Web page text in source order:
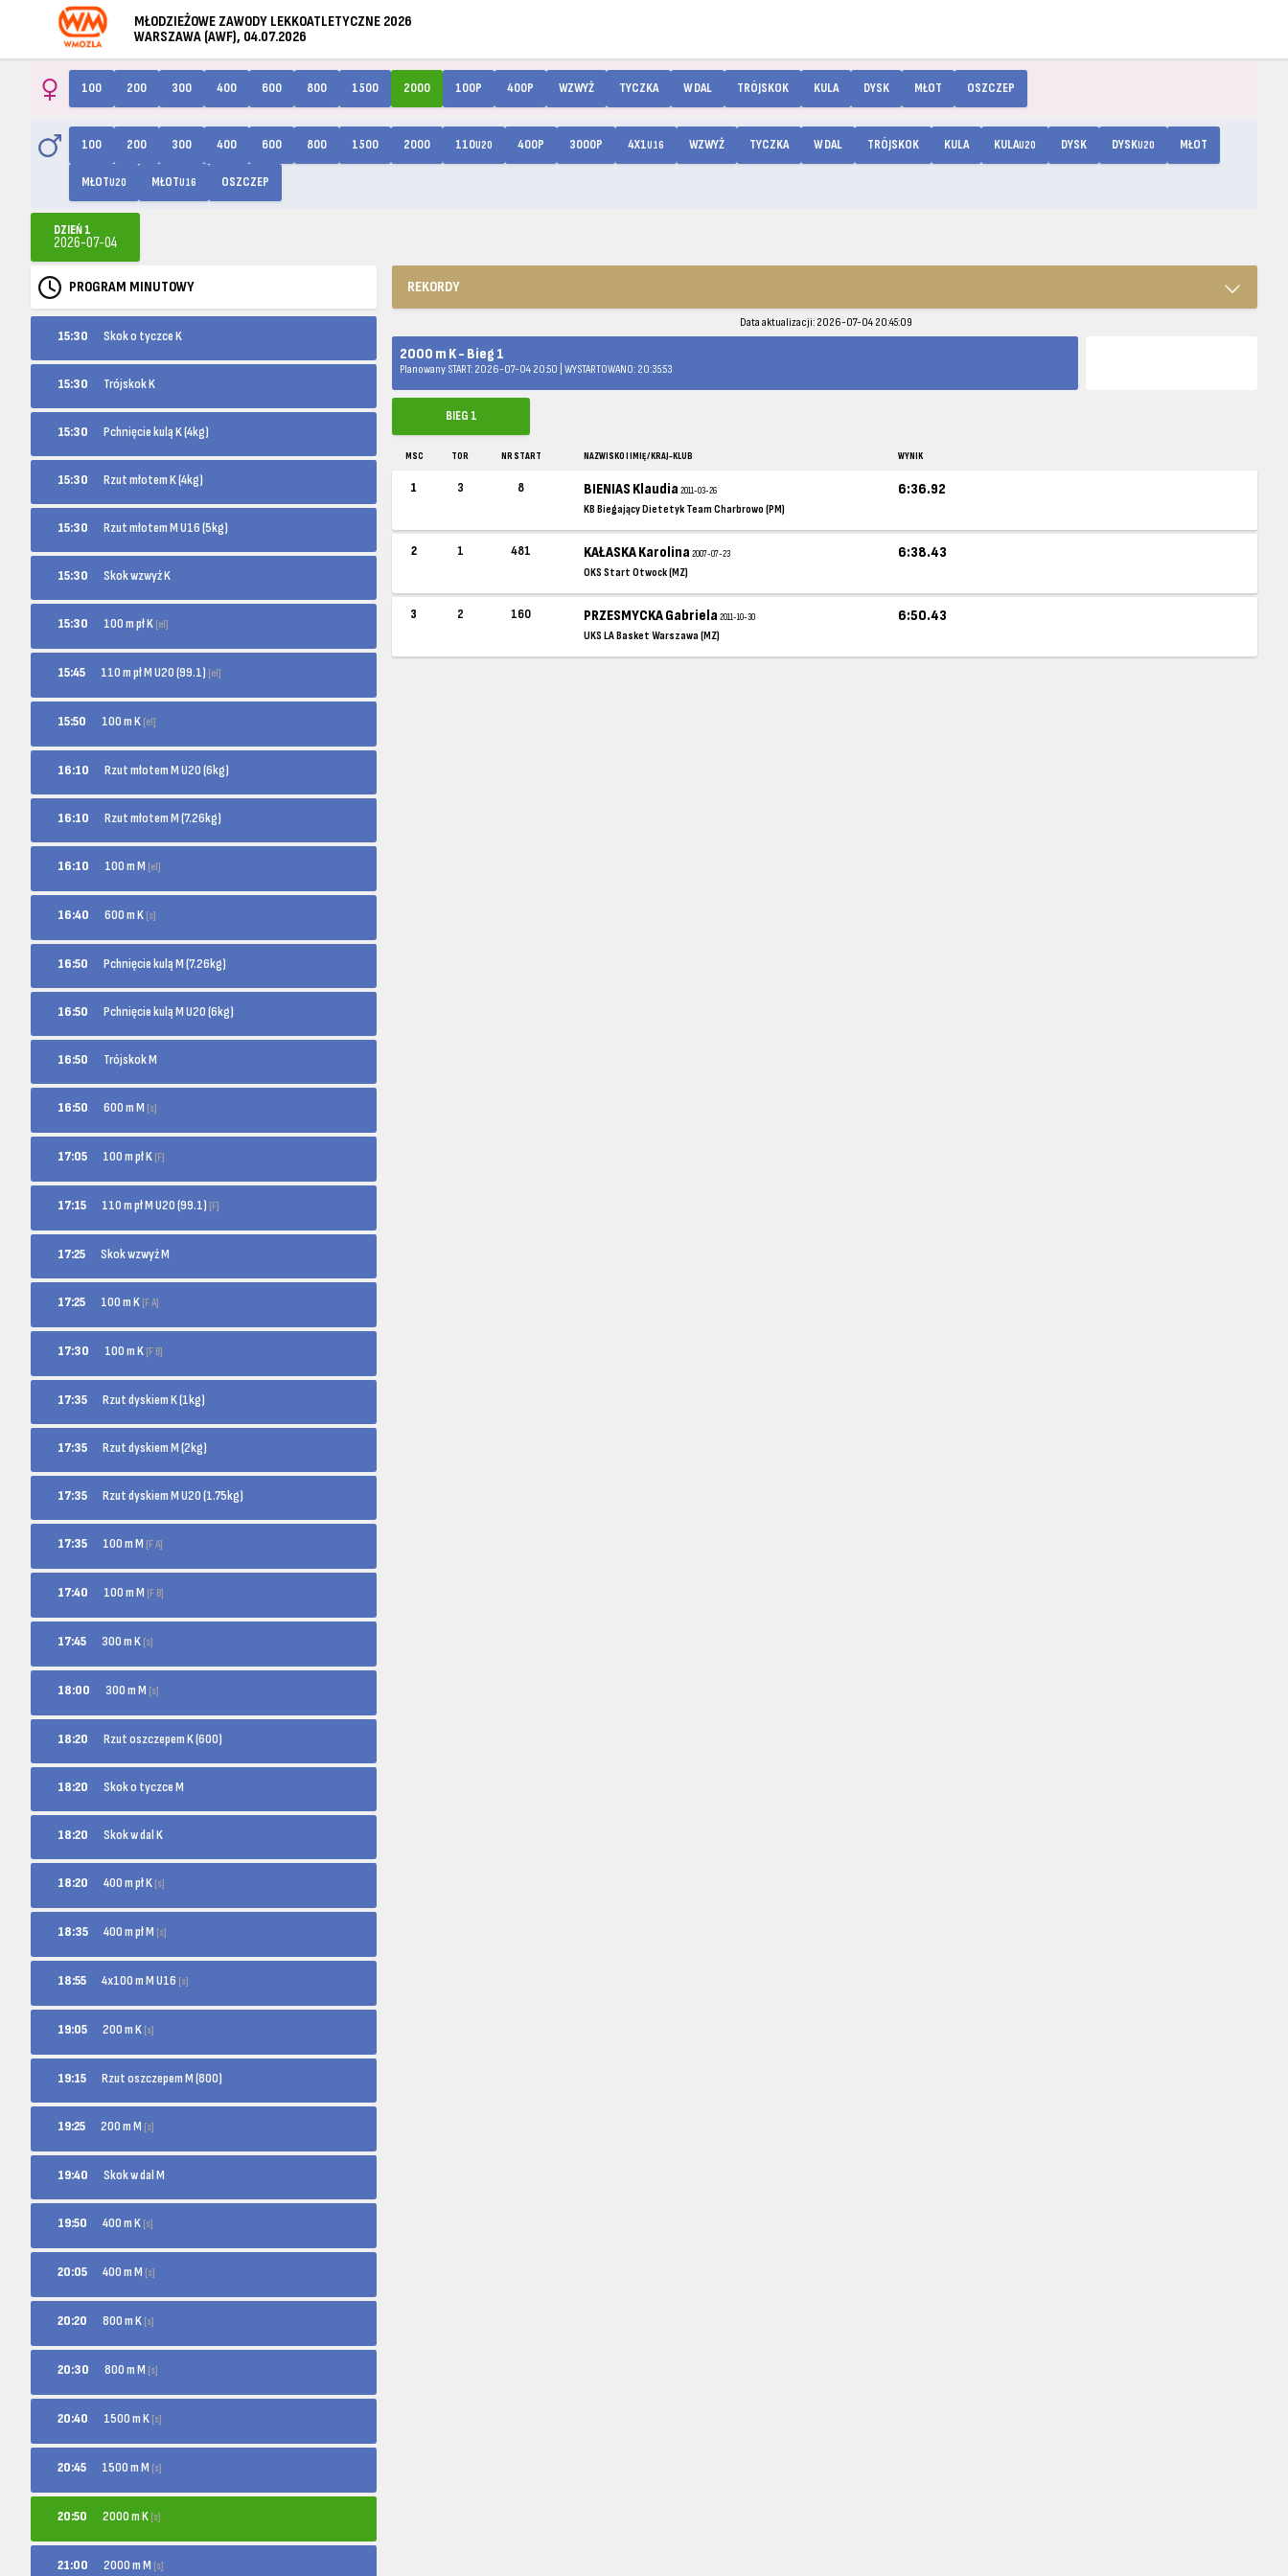
MŁODZIEŻOWE ZAWODY LEKKOATLETYCZNE 2026
WARSZAWA (AWF), 04.07.2026
100 200 300 400 600 800 1500 2000 100P 400P WZWYŻ TYCZKA W DAL TRÓJSKOK KULA DYSK MŁOT OSZCZEP
100 200 300 400 600 800 1500 2000 110U20 400P 3000P 4X1U16 WZWYŻ TYCZKA W DAL TRÓJSKOK KULA KULAU20 DYSK DYSKU20 MŁOT
MŁOTU20 MŁOTU16 OSZCZEP
DZIEŃ 1
2026-07-04
PROGRAM MINUTOWY
15:30 Skok o tyczce K
15:30 Trójskok K
15:30 Pchnięcie kulą K (4kg)
15:30 Rzut młotem K (4kg)
15:30 Rzut młotem M U16 (5kg)
15:30 Skok wzwyż K
15:30 100 m pł K [el]
15:45 110 m pł M U20 (99.1) [el]
15:50 100 m K [el]
16:10 Rzut młotem M U20 (6kg)
16:10 Rzut młotem M (7.26kg)
16:10 100 m M [el]
16:40 600 m K [s]
16:50 Pchnięcie kulą M (7.26kg)
16:50 Pchnięcie kulą M U20 (6kg)
16:50 Trójskok M
16:50 600 m M [s]
17:05 100 m pł K [F]
17:15 110 m pł M U20 (99.1) [F]
17:25 Skok wzwyż M
17:25 100 m K [F A]
17:30 100 m K [F B]
17:35 Rzut dyskiem K (1kg)
17:35 Rzut dyskiem M (2kg)
17:35 Rzut dyskiem M U20 (1.75kg)
17:35 100 m M [F A]
17:40 100 m M [F B]
17:45 300 m K [s]
18:00 300 m M [s]
18:20 Rzut oszczepem K (600)
18:20 Skok o tyczce M
18:20 Skok w dal K
18:20 400 m pł K [s]
18:35 400 m pł M [s]
18:55 4x100 m M U16 [s]
19:05 200 m K [s]
19:15 Rzut oszczepem M (800)
19:25 200 m M [s]
19:40 Skok w dal M
19:50 400 m K [s]
20:05 400 m M [s]
20:20 800 m K [s]
20:30 800 m M [s]
20:40 1500 m K [s]
20:45 1500 m M [s]
20:50 2000 m K [s]
21:00 2000 m M [s]
REKORDY
Data aktualizacji: 2026-07-04 20:45:09
2000 m K - Bieg 1
Planowany START: 2026-07-04 20:50 | WYSTARTOWANO: 20:35:53
BIEG 1
MSC TOR NR START NAZWISKO I IMIĘ / KRAJ-KLUB WYNIK
1 3 8 BIENIAS Klaudia2011-03-26
KB Biegający Dietetyk Team Charbrowo (PM)
6:36.92
2 1 481 KAŁASKA Karolina2007-07-23
OKS Start Otwock (MZ)
6:38.43
3 2 160 PRZESMYCKA Gabriela2011-10-30
UKS LA Basket Warszawa (MZ)
6:50.43